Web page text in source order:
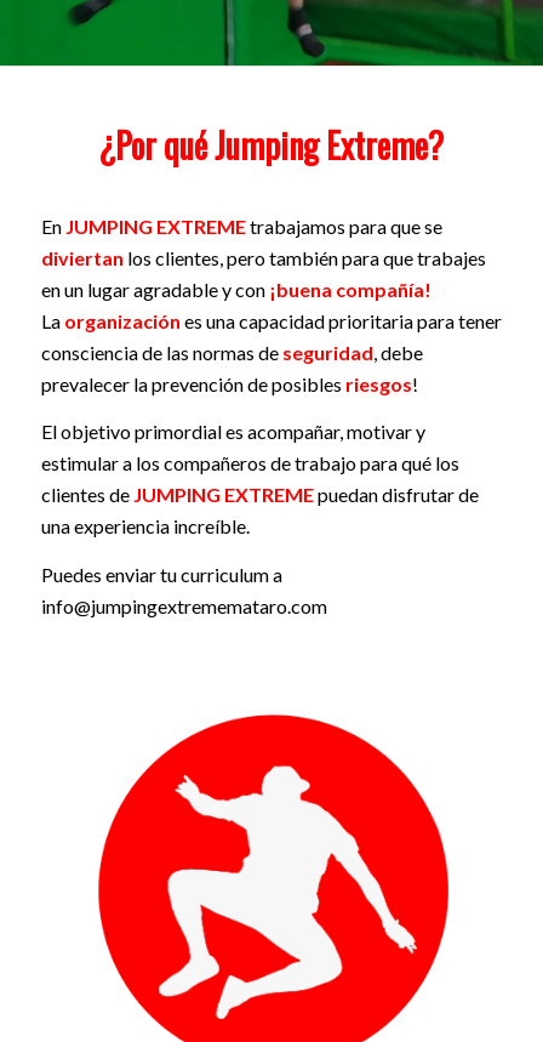
¿Por qué Jumping Extreme?
En JUMPING EXTREMEtrabajamos para que se
diviertan los clientes, pero también para que trabajes
en un lugar agradable y con ¡buena compañía!
La organización es una capacidad prioritaria para tener
consciencia de las normas de seguridad , debe
prevalecer la prevención de posibles riesgos!
El objetivo primordial es acompañar, motivar y
estimular a los compañeros de trabajo para qué los
clientes de JUMPING EXTREMEpuedan disfrutar de
una experiencia increíble.
Puedes enviar tu curriculum a
info@jumpingextrememataro.com